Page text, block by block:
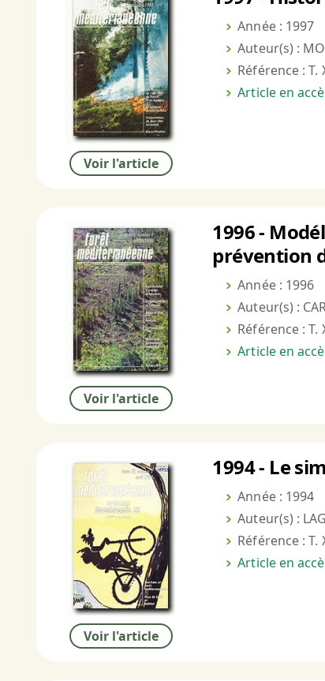
Voir l'article
Année : 1997
Auteur(s) :
Référence : T.
Article en
Voir l'article
1996 -
prévention
Année : 1996
Auteur(s) :
Référence : T.
Article en
Voir l'article
1994 - Le
Année : 1994
Auteur(s) :
Référence : T.
Article en